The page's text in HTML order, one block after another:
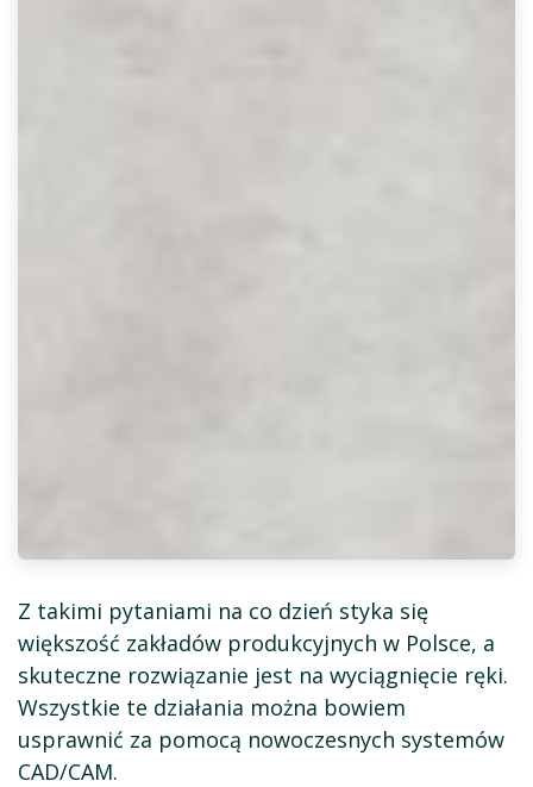
Z takimi pytaniami na co dzień styka się
większość zakładów produkcyjnych w Polsce, a
skuteczne rozwiązanie jest na wyciągnięcie ręki.
Wszystkie te działania można bowiem
usprawnić za pomocą nowoczesnych systemów
CAD/CAM.